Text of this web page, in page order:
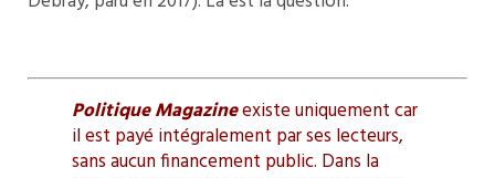
Politique Magazineexiste uniquement car
il est payé intégralement par ses lecteurs,
sans aucun financement public. Dans la